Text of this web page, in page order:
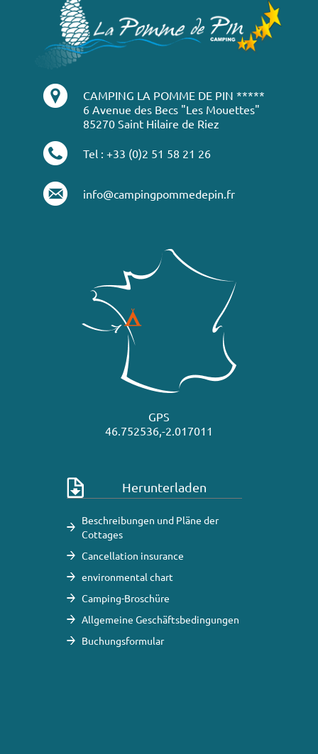
CAMPING LA POMME DE PIN *****
6 Avenue des Becs "Les Mouettes"
85270 Saint Hilaire de Riez
Tel : +33 (0)2 51 58 21 26
info@campingpommedepin.fr
GPS
46.752536,-2.017011
Herunterladen
Beschreibungen und Pläne der
Cottages
Cancellation insurance
environmental chart
Camping-Broschüre
Allgemeine Geschäftsbedingungen
Buchungsformular